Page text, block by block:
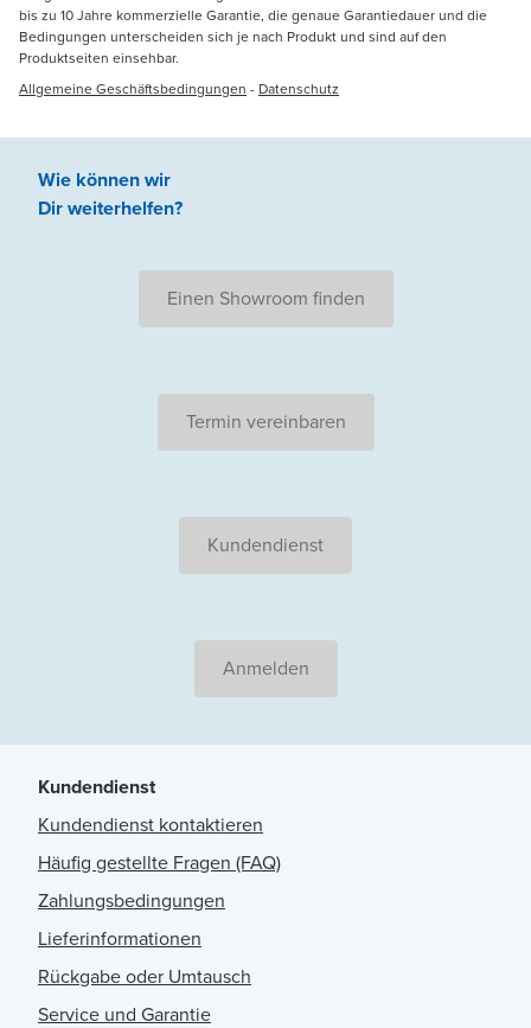
bis zu 10 Jahre kommerzielle Garantie, die genaue Garantiedauer und die
Bedingungen unterscheiden sich je nach Produkt und sind auf den
Produktseiten einsehbar.
Allgemeine Geschäftsbedingungen - Datenschutz
Wie können wir
Dir weiterhelfen?
Einen Showroom finden
Termin vereinbaren
Kundendienst
Anmelden
Kundendienst
Kundendienst kontaktieren
Häufig gestellte Fragen (FAQ)
Zahlungsbedingungen
Lieferinformationen
Rückgabe oder Umtausch
Service und Garantie